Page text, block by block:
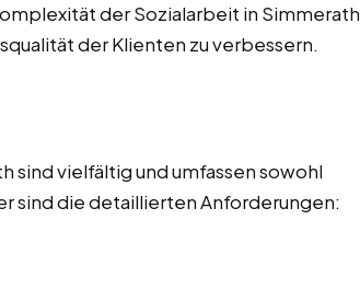
der Sozialarbeit in Simmerath
der Klienten zu verbessern.
sind vielfältig und umfassen sowohl
sind die detaillierten Anforderungen: